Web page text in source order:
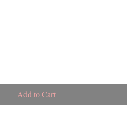
Add to Cart